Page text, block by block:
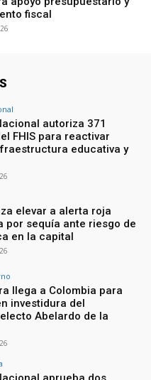
fiscal
autoriza 371
FHIS para reactivar
educativa y
elevar a alerta roja
por sequía ante riesgo de
en la capital
llega a Colombia para
investidura del
Abelardo de la